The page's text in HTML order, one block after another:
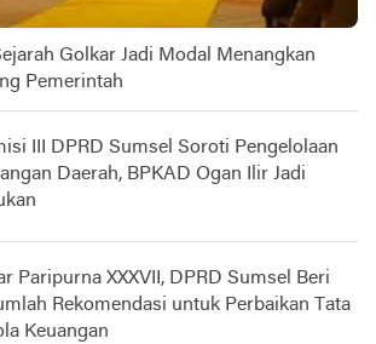
Golkar Jadi Modal Menangkan
Pemerintah
III DPRD Sumsel Soroti Pengelolaan
Daerah, BPKAD Ogan Ilir Jadi
Paripurna XXXVII, DPRD Sumsel Beri
Rekomendasi untuk Perbaikan Tata
Keuangan